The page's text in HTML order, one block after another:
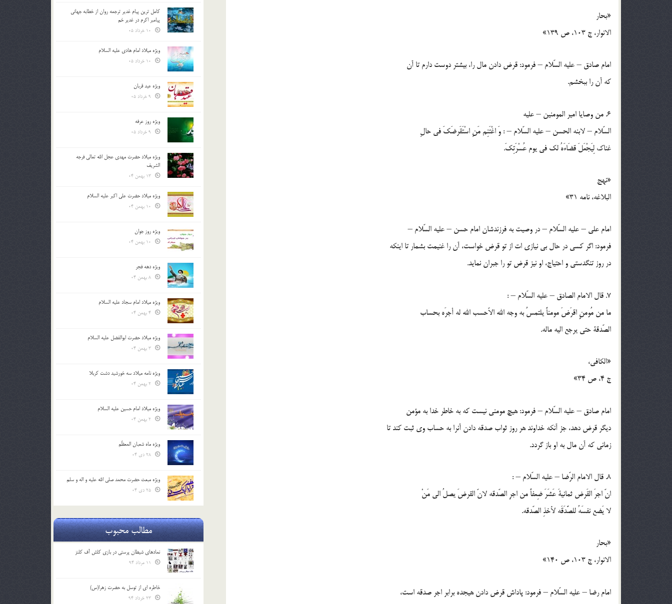
«بحار
الانوار، ج 103، ص 139»
امام صادق – عليه السّلام – فرمود: قرض دادن مال را، بيشتر دوست دارم تا آن
كه آن را ببخشم.
6. من وصايا امير المومنين – عليه
السّلام – لابنه الحسن – عليه السّلام – : وَ اغْتَنِم مَنِ اسْتَقَرضَكَ في حالِ
غناك لِيَجْعَلَ قضَاءَهُ لك في يوم عُسْرَتِكَ.
«نهج
البلاغه، نامه 31»
امام علي – عليه السّلام – در وصيت به فرزندشان امام حسن – عليه السّلام –
فرمود: اگر كسي در حال بي نيازي ات از تو قرض خواست، آن را غنيمت بشمار تا اينكه
در روز تنگدستي و احتياج، او نيز قرض تو را جبران نمايد.
7. قال الامام الصادق – عليه السّلام – :
ما من مُومنٍ اقرَضَ مومناً يلتمسُ به وجه الله الاّحسب الله له أجرَه بحساب
الصّدقة حتي يرجع اليه ماله.
«الكافي،
ج 4، ص 34»
امام صادق – عليه السّلام – فرمود: هيچ مومني نيست كه به خاطر خدا به مؤمن
ديگر قرض دهد، جز آنكه خداوند هر روز ثواب صدقه دادن آنرا به حساب وي ثبت كند تا
زماني كه آن مال به او باز گردد.
8. قال الامام الرّضا – عليه السّلام – :
انّ اجرَ القَرض ثمانيةَ عَشَرَ ضِعفاً من اجرِ الصّدقه لانّ القرضَ يصلُ الي مَنْ
لا يَضع نفسَهُ للصَّدَقَه لأخذِ الصّدقه.
«بحار
الانوار، ج 103، ص 140»
امام رضا – عليه السّلام – فرمود: پاداش قرض دادن هيجده برابر اجر صدقه است،
کامل ترین پیام غدیر ترجمه روان از خطابه جهانی
پیامبر اکرم در غدیر خم
ویژه میلاد امام هادی علیه السلام
ویژه عید قربان
ویژه روز عرفه
ویژه میلاد حضرت مهدی عجل الله تعالی فرجه
الشريف
ویژه میلاد حضرت علی اکبر علیه السلام
ویژه روز جوان
ویژه دهه فجر
ویژه میلاد امام سجاد علیه السلام
ویژه میلاد حضرت ابوالفضل علیه السلام
ویژه نامه میلاد سه خورشید دشت کربلا
ویژه میلاد امام حسین علیه السلام
ویژه ماه شعبان المعظّم
ویژه مبعث حضرت محمد صلی الله علیه و اله و سلم
مطالب محبوب
نمادهای شیطان پرستی در بازی کلش آف کلنز
خاطره ای از توسل به حضرت زهرا(س)